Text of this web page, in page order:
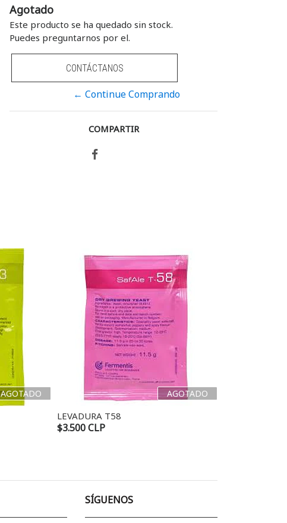
Agotado
Este producto se ha quedado sin stock.
Puedes preguntarnos por el.
CONTÁCTANOS
← Continue Comprando
COMPARTIR
AGOTADO AGOTADO
LEVADURA T58
$3.500 CLP
SÍGUENOS